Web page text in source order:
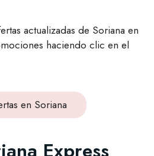
actualizadas de Soriana en
haciendo clic en el
en Soriana